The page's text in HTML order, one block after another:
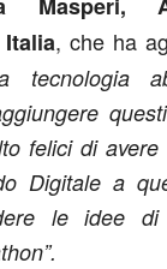
Masperi,
, che ha
tecnologia
felici di
Digitale a
le idee di